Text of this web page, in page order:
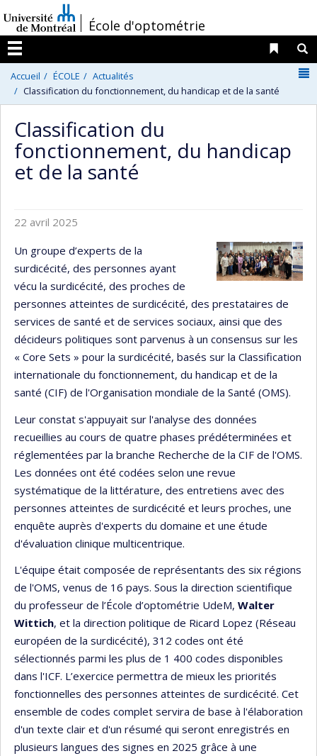
au
contenu
/École d'optométrie
Menu
Liens
Accueil ÉCOLE
Actualités
Classification du fonctionnement, du handicap et de la santé
Classification du
fonctionnement, du handicap
et de la santé
22 avril 2025
Un groupe d’experts de la
surdicécité, des personnes ayant
vécu la surdicécité, des proches de
personnes atteintes de surdicécité, des prestataires de
services de santé et de services sociaux, ainsi que des
décideurs politiques sont parvenus à un consensus sur les
« Core Sets » pour la surdicécité, basés sur la Classification
internationale du fonctionnement, du handicap et de la
santé (CIF) de l'Organisation mondiale de la Santé (OMS).
Leur constat s'appuyait sur l'analyse des données
recueillies au cours de quatre phases prédéterminées et
réglementées par la branche Recherche de la CIF de l'OMS.
Les données ont été codées selon une revue
systématique de la littérature, des entretiens avec des
personnes atteintes de surdicécité et leurs proches, une
enquête auprès d'experts du domaine et une étude
d'évaluation clinique multicentrique.
L'équipe était composée de représentants des six régions
de l'OMS, venus de 16 pays. Sous la direction scientifique
du professeur de l’École d’optométrie UdeM, Walter
Wittich, et la direction politique de Ricard Lopez (Réseau
européen de la surdicécité), 312 codes ont été
sélectionnés parmi les plus de 1 400 codes disponibles
dans l'ICF. L’exercice permettra de mieux les priorités
fonctionnelles des personnes atteintes de surdicécité. Cet
ensemble de codes complet servira de base à l'élaboration
d'un texte clair et d'un résumé qui seront enregistrés en
plusieurs langues des signes en 2025 grâce à une